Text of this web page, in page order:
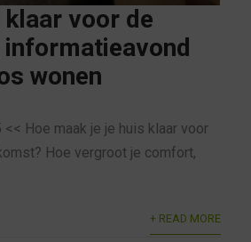
voor de
wonen
Hoe maak je je huis klaar voor
Hoe vergroot je comfort,
+ READ MORE